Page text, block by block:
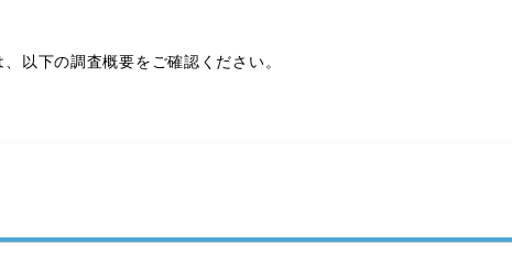
以下の調査概要をご確認ください。